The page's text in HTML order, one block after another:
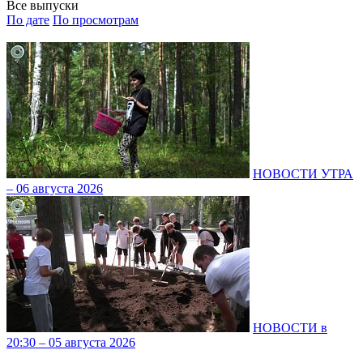
Все выпуски
По дате По просмотрам
НОВОСТИ УТРА
– 06 августа 2026
НОВОСТИ в
20:30 – 05 августа 2026